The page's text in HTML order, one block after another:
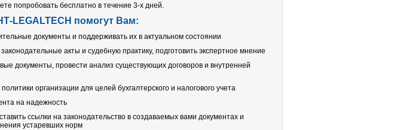
попробовать бесплатно в течение 3-х дней.
LEGALTECH помогут Вам:
документы и поддерживать их в актуальном состоянии
акты и судебную практику, подготовить экспертное мнение
документы, провести анализ существующих договоров и внутренней
организации для целей бухгалтерского и налогового учета
на надежность
ссылки на законодательство в создаваемых вами документах и
устаревших норм